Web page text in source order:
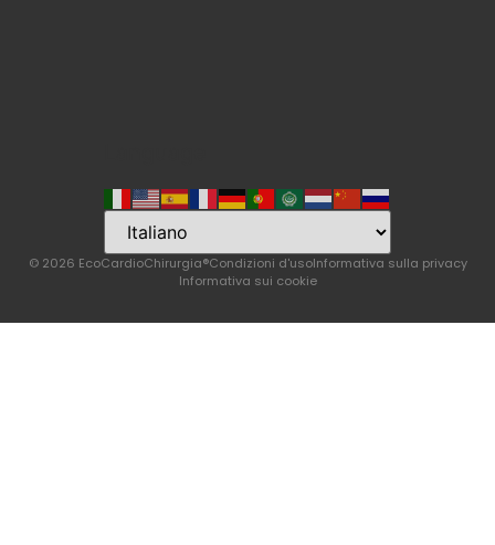
© 2026 EcoCardioChirurgia®Condizioni d'usoInformativa sulla privacy
Informativa sui cookie